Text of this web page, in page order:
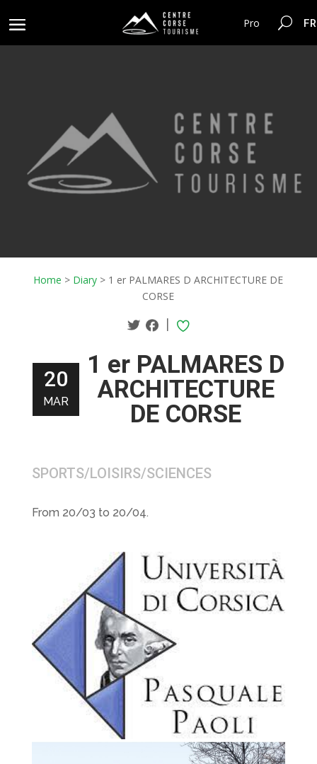
Pro
Home > Diary > 1 er PALMARES D ARCHITECTURE DE
CORSE
|
20
MAR
1 er PALMARES D
ARCHITECTURE
DE CORSE
SPORTS/LOISIRS/SCIENCES
From 20/03 to 20/04.